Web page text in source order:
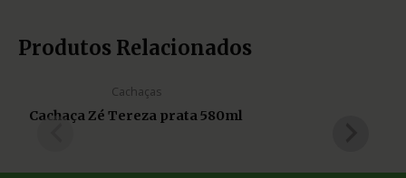
Produtos Relacionados
Cachaças
Cachaça Zé Tereza prata 580ml